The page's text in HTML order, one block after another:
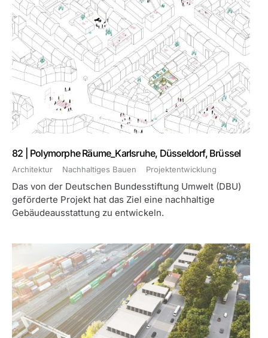
82 | Polymorphe Räume_Karlsruhe, Düsseldorf, Brüssel
Architektur Nachhaltiges Bauen Projektentwicklung
Das von der Deutschen Bundesstiftung Umwelt (DBU)
geförderte Projekt hat das Ziel eine nachhaltige
Gebäudeausstattung zu entwickeln.